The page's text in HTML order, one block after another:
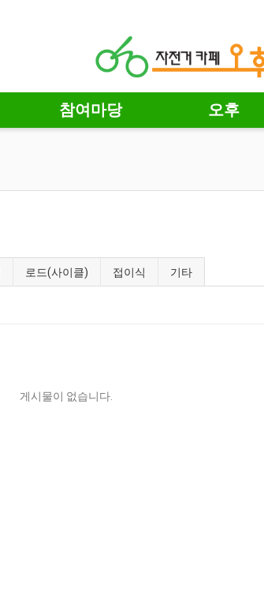
참여마당 오후
로드(사이클) 접이식 기타
게시물이 없습니다.